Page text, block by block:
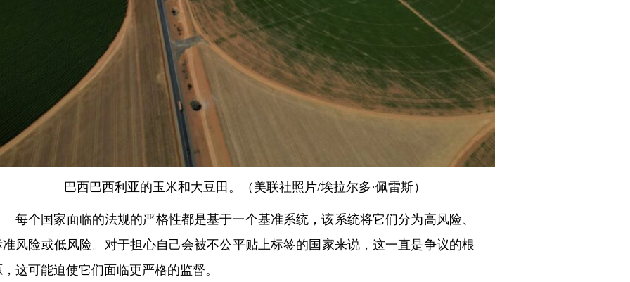
巴西巴西利亚的玉米和大豆田。（美联社照片/埃拉尔多·佩雷斯）
每个国家面临的法规的严格性都是基于一个基准系统，该系统将它们分为高风险、
准风险或低风险。对于担心自己会被不公平贴上标签的国家来说，这一直是争议的根
，这可能迫使它们面临更严格的监督。